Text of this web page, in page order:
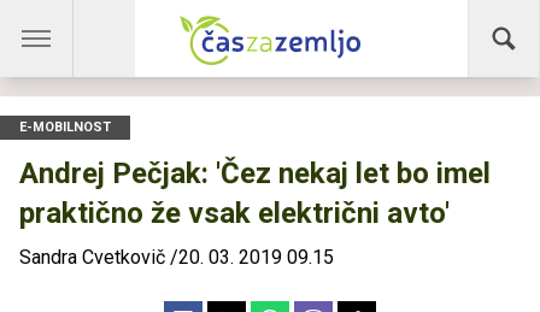
E-MOBILNOST
Andrej Pečjak: 'Čez nekaj let bo imel
praktično že vsak električni avto'
Sandra Cvetkovič /20. 03. 2019 09.15